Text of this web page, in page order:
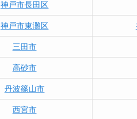
神戸市長田区
神戸市東灘区
三田市
高砂市
丹波篠山市
西宮市